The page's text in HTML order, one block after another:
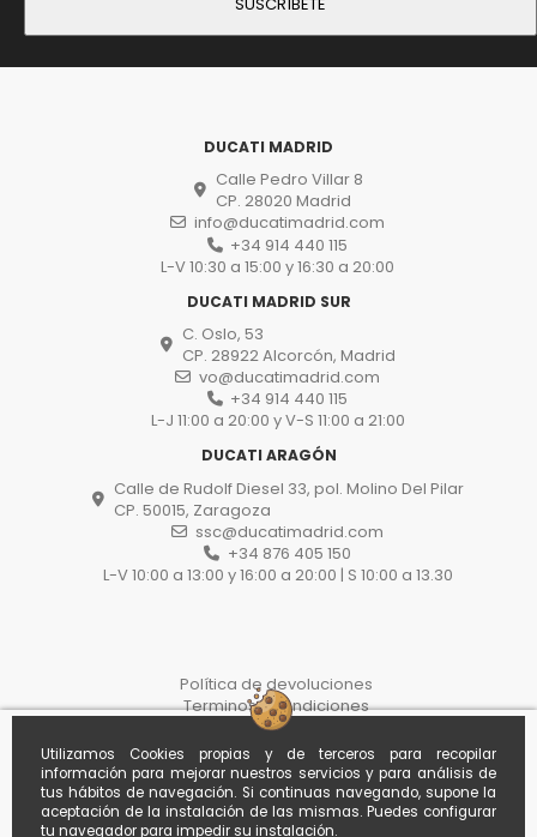
Utilizamos Cookies propias y de terceros para recopilar
información para mejorar nuestros servicios y para análisis de
tus hábitos de navegación. Si continuas navegando, supone la
aceptación de la instalación de las mismas. Puedes configurar
tu navegador para impedir su instalación.
DUCATI MADRID
Calle Pedro Villar 8
CP. 28020 Madrid
info@ducatimadrid.com
+34 914 440 115
L-V 10:30 a 15:00 y 16:30 a 20:00
DUCATI MADRID SUR
C. Oslo, 53
CP. 28922 Alcorcón, Madrid
vo@ducatimadrid.com
+34 914 440 115
L-J 11:00 a 20:00 y V-S 11:00 a 21:00
DUCATI ARAGÓN
Calle de Rudolf Diesel 33, pol. Molino Del Pilar
CP. 50015, Zaragoza
ssc@ducatimadrid.com
+34 876 405 150
L-V 10:00 a 13:00 y 16:00 a 20:00 | S 10:00 a 13.30
Política de devoluciones
Terminos y condiciones
Protección de datos
Proceso de compra
Politica de cookies
Withdraw from the contract here